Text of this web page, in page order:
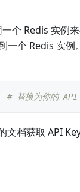
个 Redis 实例
一个 Redis 实
# 替换为你的
档获取 API Key